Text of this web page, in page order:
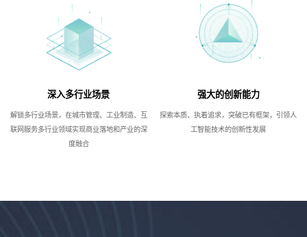
深入多行业场景
解锁多行业场景，在城市管理、工业制造、互
联网服务多行业领域实现商业落地和产业的深
度融合
强大的创新能力
探索本质、执着追求，突破已有框架，引领人
工智能技术的创新性发展